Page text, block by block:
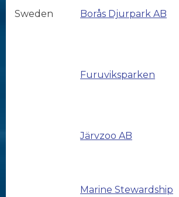
Sweden Borås Djurpark AB
Furuviksparken
Järvzoo AB
Marine Stewardship